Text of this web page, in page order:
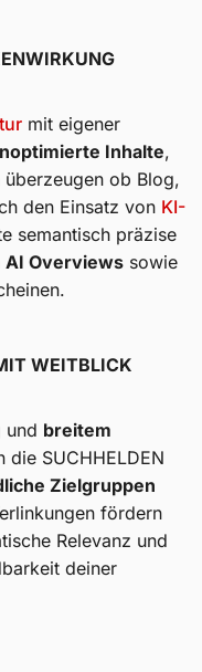
mit eigener
Inhalte,
ob Blog,
den Einsatz von KI-
semantisch präzise
AI Overviews sowie
WEITBLICK
und breitem
die SUCHHELDEN
Zielgruppen
fördern
Relevanz und
deiner